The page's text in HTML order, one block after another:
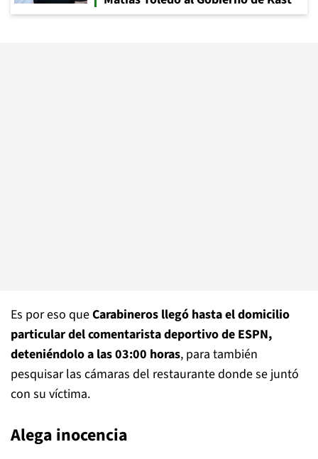
Es por eso queCarabineros llegó hasta el domicilio
particular del comentarista deportivo de ESPN,
deteniéndolo a las 03:00 horas, para también
pesquisar las cámaras del restaurante donde se juntó
con su víctima.
Alega inocencia